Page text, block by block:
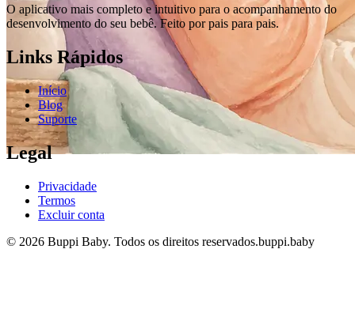
O aplicativo mais completo e intuitivo para o acompanhamento do
desenvolvimento do seu bebê. Feito por pais para pais.
Links Rápidos
Início
Blog
Suporte
Legal
Privacidade
Termos
Excluir conta
© 2026 Buppi Baby. Todos os direitos reservados.buppi.baby